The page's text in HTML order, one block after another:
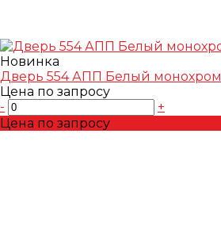
Новинка
Дверь 554 АПП Белый монохром
Цена по запросу
-
+
Цена по запросу